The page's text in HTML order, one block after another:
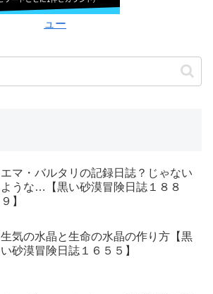
ュー
エマ・バルタリの記録日誌？じゃない
ような…【黒い砂漠冒険日誌１８８
９】
生気の水晶と生命の水晶の作り方【黒
い砂漠冒険日誌１６５５】